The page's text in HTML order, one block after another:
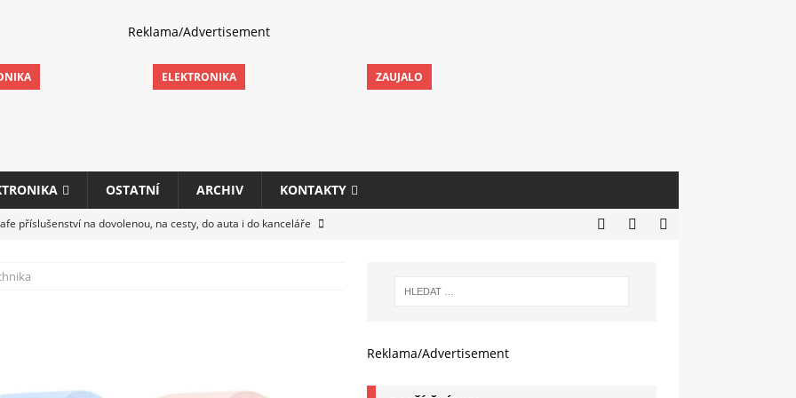
Reklama/Advertisement
OSTATNÍ ARCHIV KONTAKTY
příslušenství na dovolenou, na cesty, do auta i do kanceláře
COMPUTEX 2025 představí nové příslušenství pro hráče,
ELEKTRONIKA
Reklama/Advertisement
ZAUJALO